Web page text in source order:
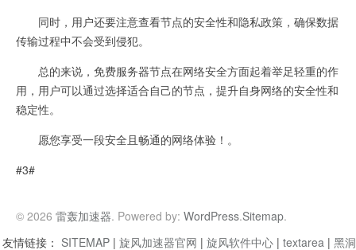
同时，用户还要注意查看节点的安全性和隐私政策，确保数据
传输过程中不会受到侵犯。
总的来说，免费服务器节点在网络安全方面起着举足轻重的作
用，用户可以通过选择适合自己的节点，提升自身网络的安全性和
稳定性。
愿您享受一段安全且畅通的网络体验！。
#3#
© 2026 雷轰加速器. Powered by: WordPress.Sitemap.
友情链接： SITEMAP | 旋风加速器官网 | 旋风软件中心 | textarea | 黑